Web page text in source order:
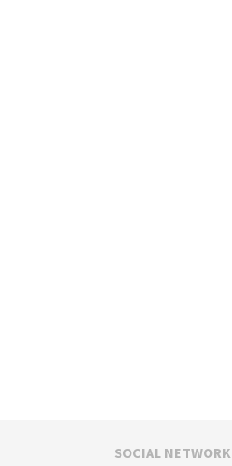
SOCIAL NETWORK